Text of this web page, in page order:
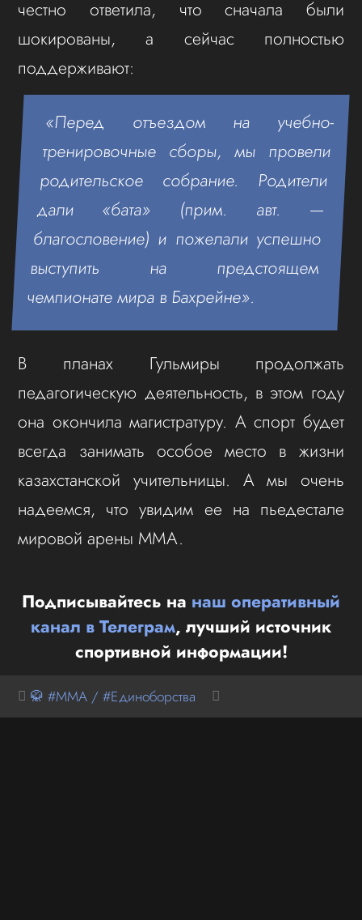
честно ответила, что сначала были
шокированы, а сейчас полностью
поддерживают:
«Перед отъездом на учебно-
тренировочные сборы, мы провели
родительское собрание. Родители
дали «бата» (прим. авт. —
благословение) и пожелали успешно
выступить на предстоящем
чемпионате мира в Бахрейне».
В планах Гульмиры продолжать
педагогическую деятельность, в этом году
она окончила магистратуру. А спорт будет
всегда занимать особое место в жизни
казахстанской учительницы. А мы очень
надеемся, что увидим ее на пьедестале
мировой арены ММА.
Подписывайтесь на наш оперативный
канал в Телеграм, лучший источник
спортивной информации!
🥋 #MMA / #Единоборства